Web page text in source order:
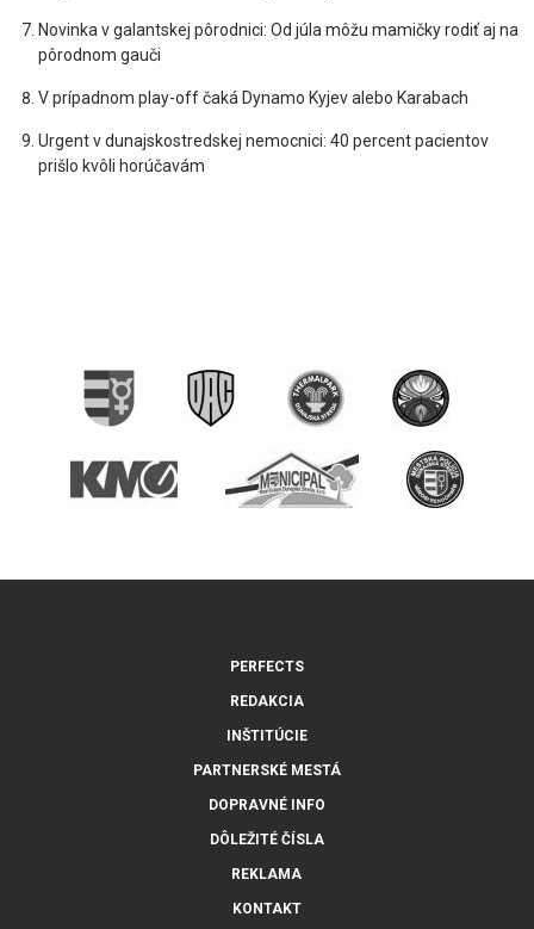
Novinka v galantskej pôrodnici: Od júla môžu mamičky rodiť aj na
pôrodnom gauči
V prípadnom play-off čaká Dynamo Kyjev alebo Karabach
Urgent v dunajskostredskej nemocnici: 40 percent pacientov
prišlo kvôli horúčavám
PERFECTS
REDAKCIA
INŠTITÚCIE
PARTNERSKÉ MESTÁ
DOPRAVNÉ INFO
DÔLEŽITÉ ČÍSLA
REKLAMA
KONTAKT